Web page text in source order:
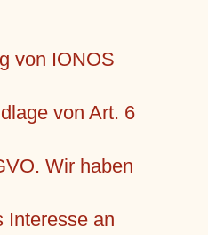
von IONOS
von Art. 6
Wir haben
Interesse an